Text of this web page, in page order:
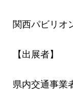
関西パビリオ
【出展者】
県内交通事業